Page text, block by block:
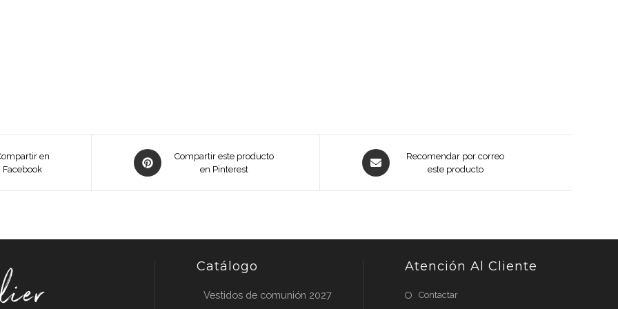
en
Facebook
Opens
in
Compartir este producto
en Pinterest
Opens
in
Recomendar por correo
este producto
Catálogo
Vestidos de comunión 2027
Atención Al Cliente
Contactar